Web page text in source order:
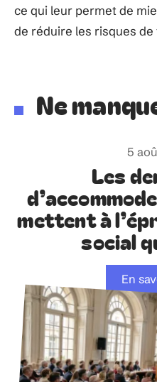
ce qui leur permet de
de réduire les risques de
Ne
5
Les
mettent à
social
En